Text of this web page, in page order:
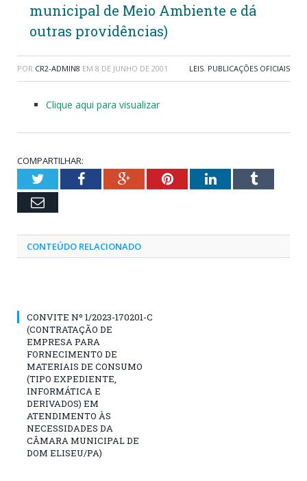
municipal de Meio Ambiente e dá
outras providências)
POR CR2-ADMIN8 EM 8 DE JUNHO DE 2001 LEIS, PUBLICAÇÕES OFICIAIS
Clique aqui para visualizar
COMPARTILHAR:
TwitterFacebookGoogle+PinterestLinkedInTumblr
Email
CONTEÚDO RELACIONADO
CONVITE Nº 1/2023-170201-C
(CONTRATAÇÃO DE
EMPRESA PARA
FORNECIMENTO DE
MATERIAIS DE CONSUMO
(TIPO EXPEDIENTE,
INFORMÁTICA E
DERIVADOS) EM
ATENDIMENTO ÀS
NECESSIDADES DA
CÂMARA MUNICIPAL DE
DOM ELISEU/PA)